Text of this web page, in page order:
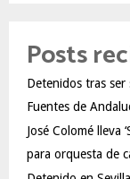
Posts
Detenidos tras
Fuentes de
José Colomé lleva
para orquesta de